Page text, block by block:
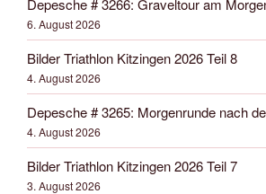
6. August 2026
Bilder Triathlon Kitzingen 2026 Teil 8
4. August 2026
Depesche # 3265: Morgenrunde nach
4. August 2026
Bilder Triathlon Kitzingen 2026 Teil 7
3. August 2026